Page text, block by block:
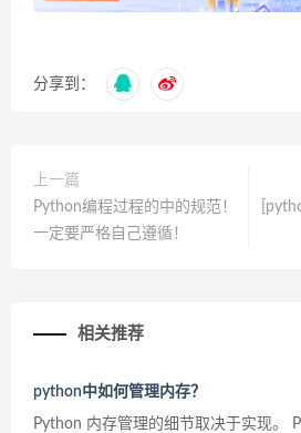
分享到：
上一篇
Python编程过程的中的规范！
一定要严格自己遵循！
相关推荐
python中如何管理内存？
Python 内存管理的细节取决于实现。